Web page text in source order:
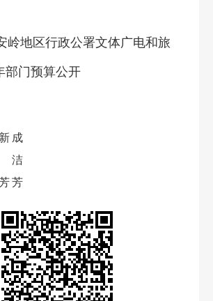
岭地区行政公署文体广电和旅
部门预算公开
成
洁
芳